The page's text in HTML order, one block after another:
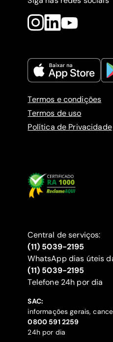
Termos e condições
Termos de uso
Política de Privacidade
Central de serviços:
(11) 5039-2195
WhatsApp dias úteis
(11) 5039-2195
‍Telefone 24h por dia
SAC:
informações gerais,
‍0800 591 2259
24h por dia